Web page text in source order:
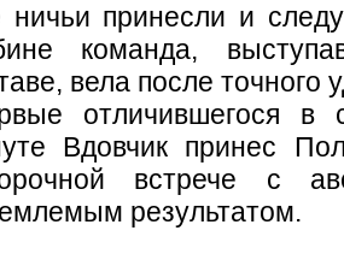
ничьи принесли и
команда,
вела после точного
отличившегося
Вдовчик принес
встрече с
результатом.